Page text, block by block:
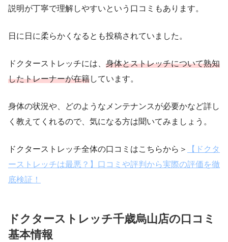
説明が丁寧で理解しやすいという口コミもあります。
日に日に柔らかくなるとも投稿されていました。
ドクターストレッチには、 身体とストレッチについて熟知
したトレーナーが在籍しています。
身体の状況や、どのようなメンテナンスが必要かなど詳し
く教えてくれるので、気になる方は聞いてみましょう。
ドクターストレッチ全体の口コミはこちらから＞
【ドクタ
ーストレッチは最悪？】口コミや評判から実際の評価を徹
底検証！
ドクターストレッチ千歳烏山店の口コミ
基本情報